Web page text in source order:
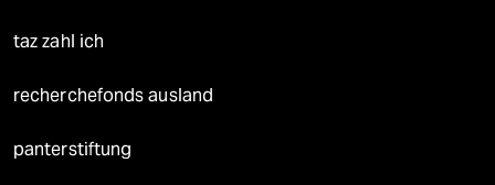
taz zahl ich
recherchefonds ausland
panterstiftung